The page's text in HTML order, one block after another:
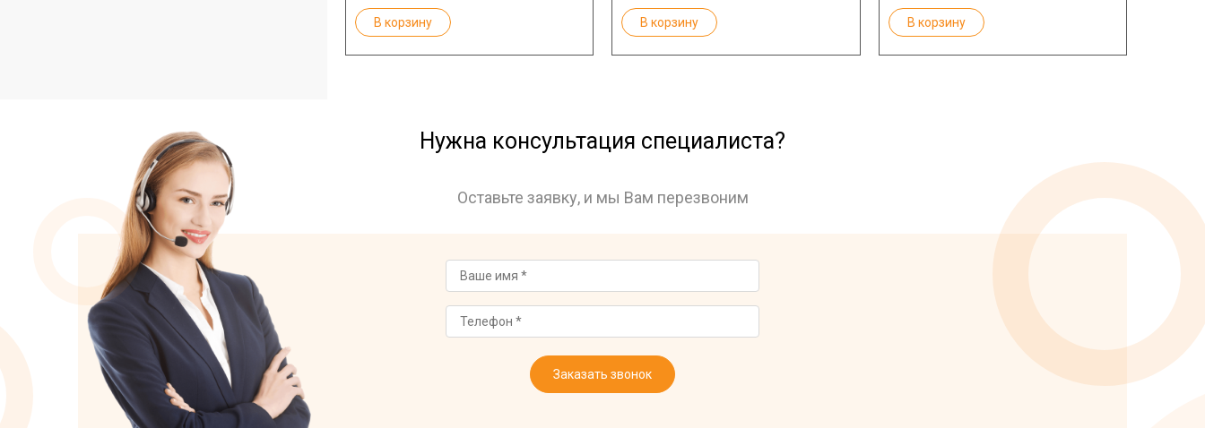
В корзину В корзину В корзину
Нужна консультация специалиста?
Оставьте заявку, и мы Вам перезвоним
Заказать звонок